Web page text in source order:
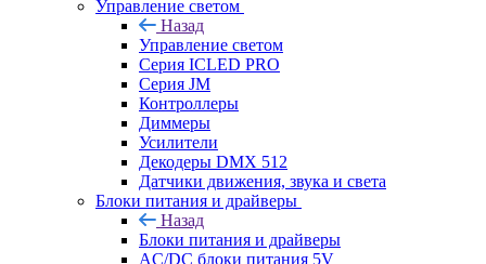
Управление светом
Назад
Управление светом
Серия ICLED PRO
Серия JM
Контроллеры
Диммеры
Усилители
Декодеры DMX 512
Датчики движения, звука и света
Блоки питания и драйверы
Назад
Блоки питания и драйверы
AC/DC блоки питания 5V